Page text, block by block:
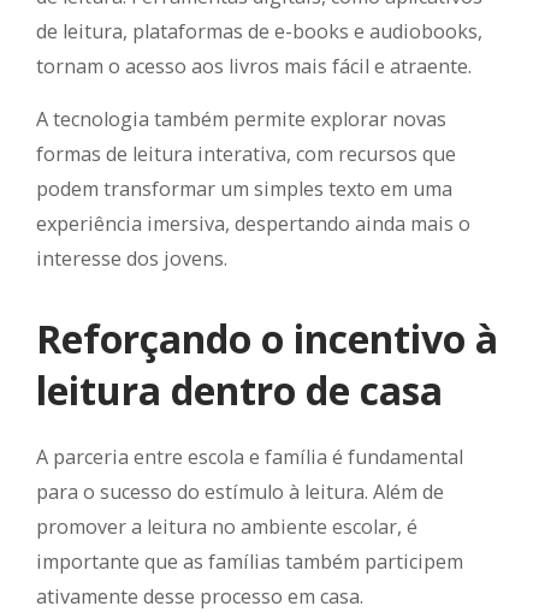
de leitura, plataformas de e-books e audiobooks,
tornam o acesso aos livros mais fácil e atraente.
A tecnologia também permite explorar novas
formas de leitura interativa, com recursos que
podem transformar um simples texto em uma
experiência imersiva, despertando ainda mais o
interesse dos jovens.
Reforçando o incentivo à
leitura dentro de casa
A parceria entre escola e família é fundamental
para o sucesso do estímulo à leitura. Além de
promover a leitura no ambiente escolar, é
importante que as famílias também participem
ativamente desse processo em casa.